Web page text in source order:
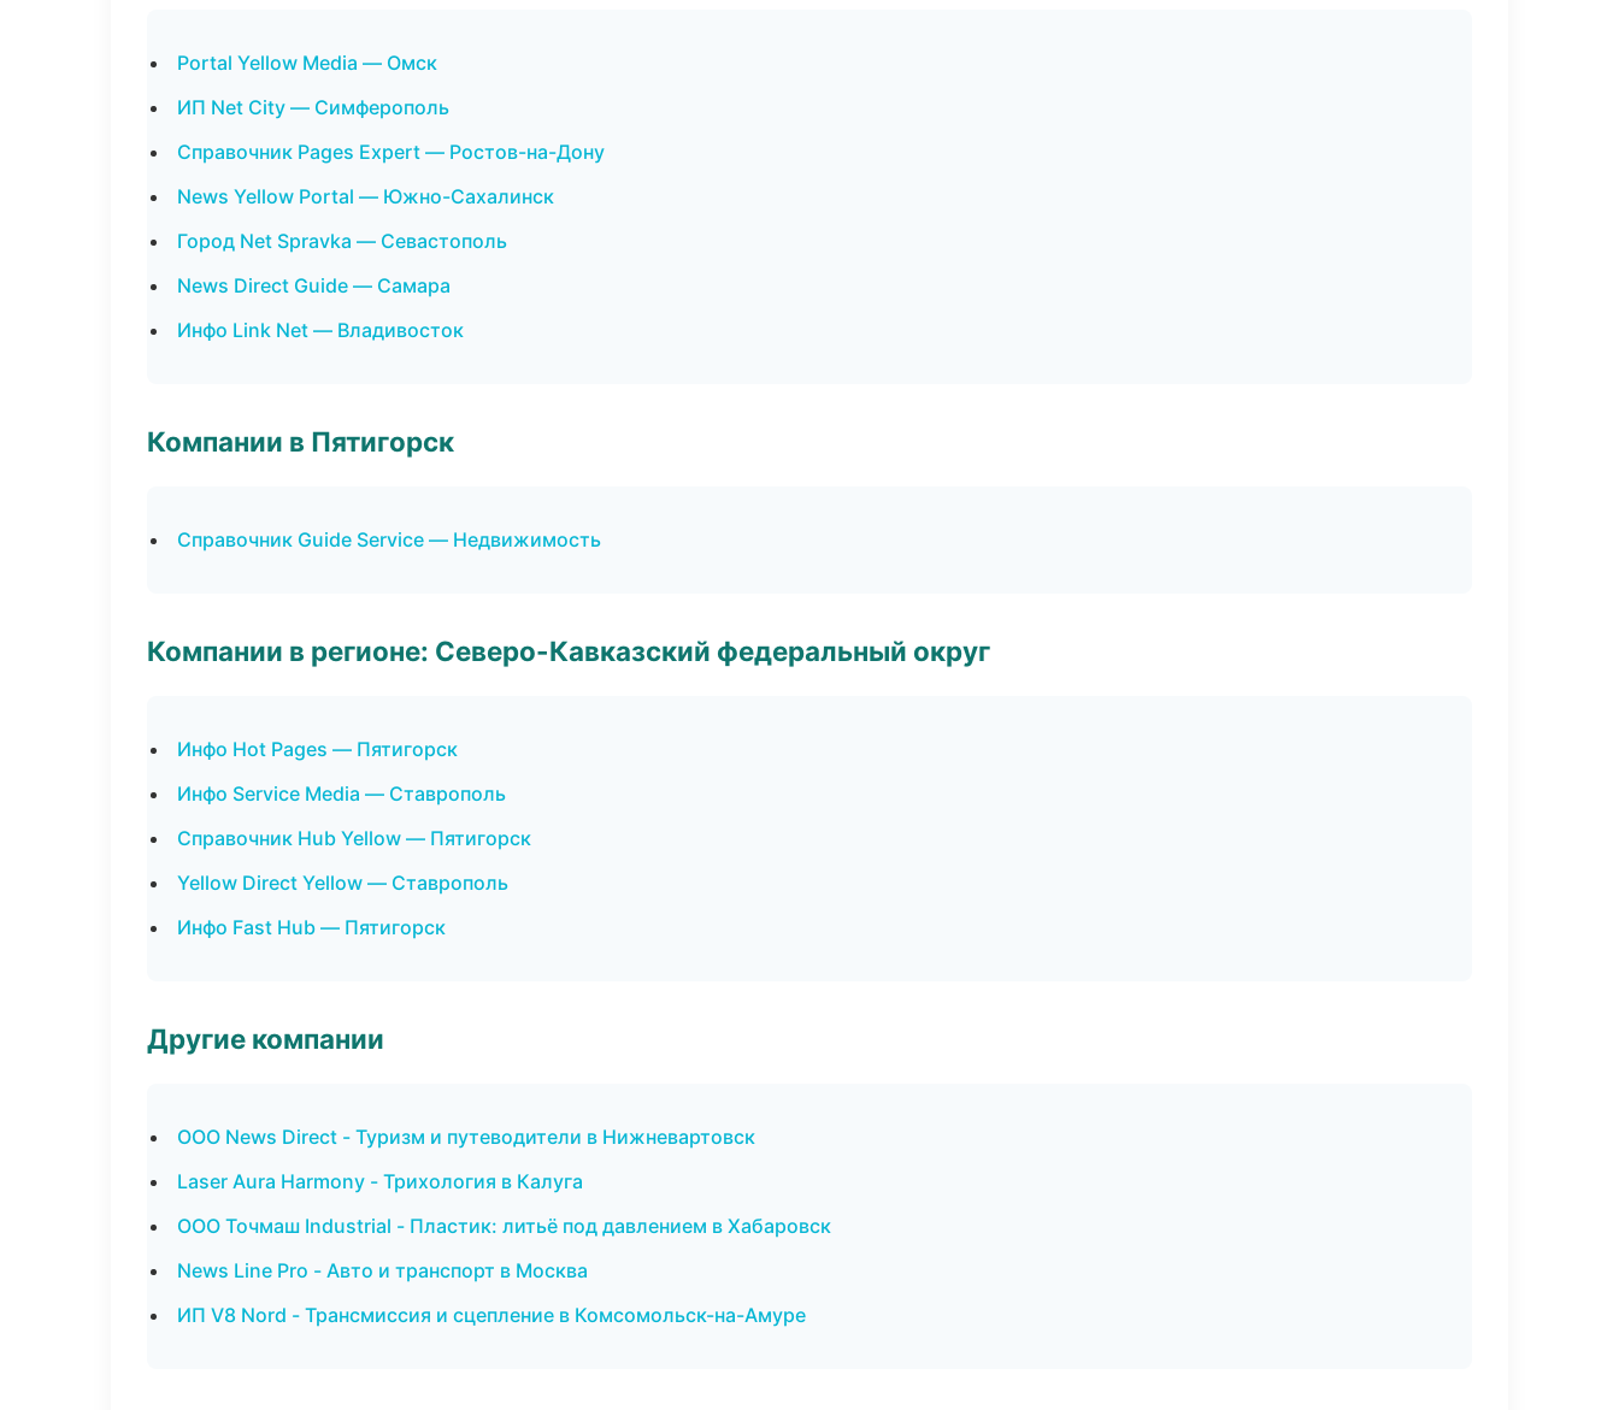
Portal Yellow Media — Омск
ИП Net City — Симферополь
Справочник Pages Expert — Ростов-на-Дону
News Yellow Portal — Южно-Сахалинск
Город Net Spravka — Севастополь
News Direct Guide — Самара
Инфо Link Net — Владивосток
Компании в Пятигорск
Справочник Guide Service — Недвижимость
Компании в регионе: Северо-Кавказский федеральный округ
Инфо Hot Pages — Пятигорск
Инфо Service Media — Ставрополь
Справочник Hub Yellow — Пятигорск
Yellow Direct Yellow — Ставрополь
Инфо Fast Hub — Пятигорск
Другие компании
ООО News Direct - Туризм и путеводители в Нижневартовск
Laser Aura Harmony - Трихология в Калуга
ООО Точмаш Industrial - Пластик: литьё под давлением в Хабаровск
News Line Pro - Авто и транспорт в Москва
ИП V8 Nord - Трансмиссия и сцепление в Комсомольск-на-Амуре